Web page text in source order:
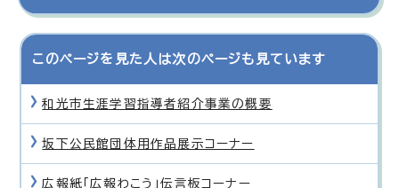
このページを見た人は次のページも見ています
和光市生涯学習指導者紹介事業の概要
坂下公民館団体用作品展示コーナー
広報紙「広報わこう」伝言板コーナー